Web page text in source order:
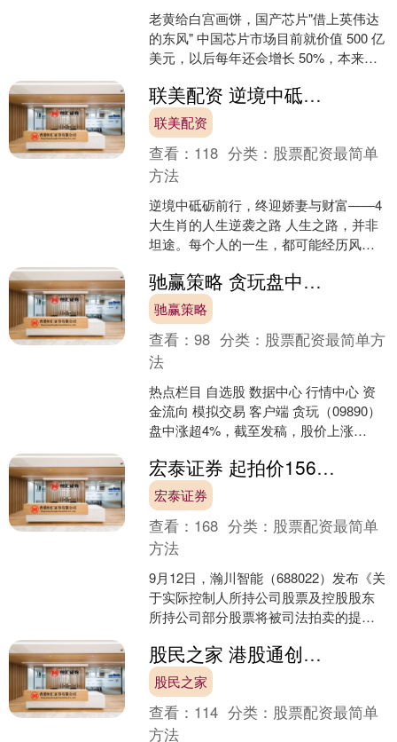
老黄给白宫画饼，国产芯片"借上英伟达
的东风" 中国芯片市场目前就价值 500 亿
美元，以后每年还会增长 50%，本来是
想到被中....
联美配资 逆境中砥砺前行，终迎娇妻与财富——4大生肖的人生逆袭之路
联美配资
查看： 118 分类： 股票配资最简单
方法
逆境中砥砺前行，终迎娇妻与财富——4
大生肖的人生逆袭之路 人生之路，并非
坦途。每个人的一生，都可能经历风
磨砺了我们的意志，塑造....驰赢策略 贪玩盘中涨超4% 获得加菲猫家族IP独家授权
驰赢策略
查看：98 分类： 股票配资最简单方
法
热点栏目 自选股 数据中心 行情中心 资
金流向 模拟交易 客户端 贪玩（09890）
盘中涨超4%，截至发稿，股价上涨
宏泰证券 起拍价156亿！瀚川智能近1400万股将分四次拍卖，源于实控人债务违约
宏泰证券
查看： 168 分类： 股票配资最简单
方法
9月12日，瀚川智能（688022）发布《关
于实际控制人所持公司股票及控股股东
所持公司部分股票将被司法拍卖的提示
及控股股东苏州....
股民之家 港股通创新药急速回血，100%创新药研发标的“520880”全天高溢价！新进大牛股惊现130%涨幅，单周股价翻2倍
股民之家
查看： 114 分类： 股票配资最简单
方法